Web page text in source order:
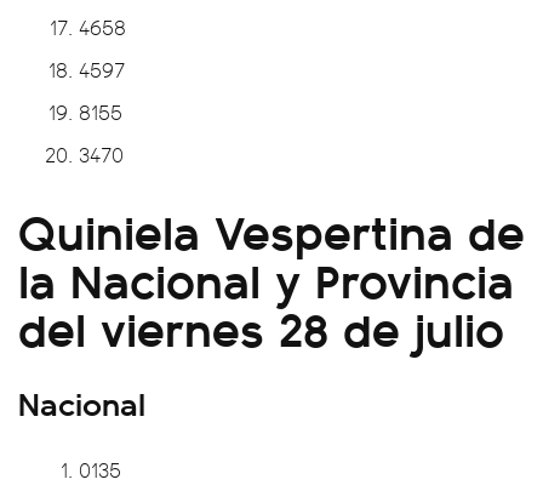
4658
4597
8155
3470
Quiniela Vespertina de
la Nacional y Provincia
del viernes 28 de julio
Nacional
0135